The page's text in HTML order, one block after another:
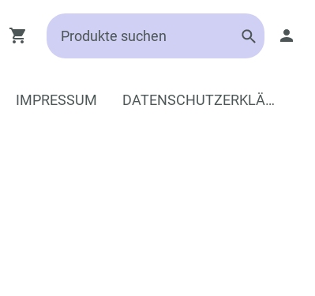
IMPRESSUM DATENSCHUTZERKLÄRUNG